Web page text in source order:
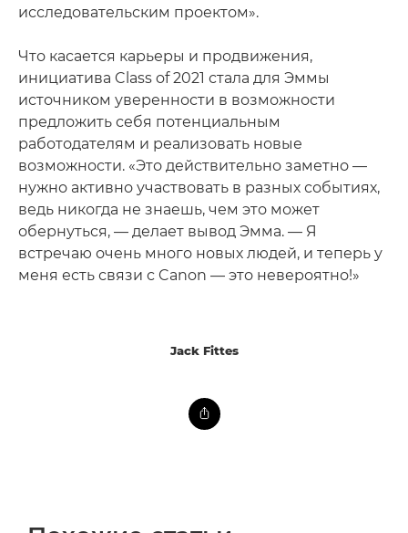
исследовательским проектом».
Что касается карьеры и продвижения,
инициатива Class of 2021 стала для Эммы
источником уверенности в возможности
предложить себя потенциальным
работодателям и реализовать новые
возможности. «Это действительно заметно —
нужно активно участвовать в разных событиях,
ведь никогда не знаешь, чем это может
обернуться, — делает вывод Эмма. — Я
встречаю очень много новых людей, и теперь у
меня есть связи с Canon — это невероятно!»
Jack Fittes